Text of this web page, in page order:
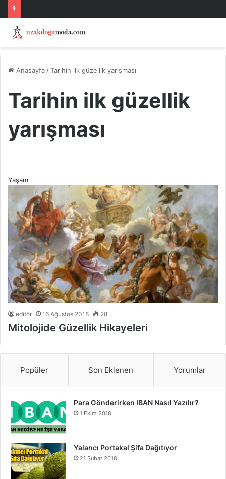
Anasayfa /Tarihin ilk güzellik yarışması
Tarihin ilk güzellik
yarışması
Yaşam
editör 16 Ağustos 2018 28
Mitolojide Güzellik Hikayeleri
Popüler Son Eklenen Yorumlar
Para Gönderirken IBAN Nasıl Yazılır?
1 Ekim 2018
Yalancı Portakal Şifa Dağıtıyor
21 Şubat 2018